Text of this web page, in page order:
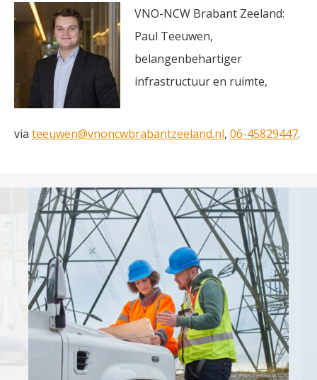
VNO-NCW Brabant Zeeland:
Paul Teeuwen,
belangenbehartiger
infrastructuur en ruimte,
via teeuwen@vnoncwbrabantzeeland.nl, 06-45829447.